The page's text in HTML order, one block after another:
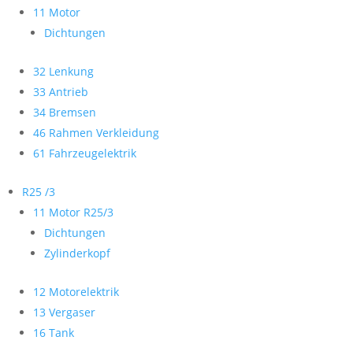
11 Motor
Dichtungen
32 Lenkung
33 Antrieb
34 Bremsen
46 Rahmen Verkleidung
61 Fahrzeugelektrik
R25 /3
11 Motor R25/3
Dichtungen
Zylinderkopf
12 Motorelektrik
13 Vergaser
16 Tank